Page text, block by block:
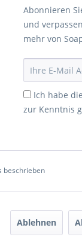
Abonnieren
und
mehr von
Ich habe die
zur Kenntnis
beschrieben
Ablehnen